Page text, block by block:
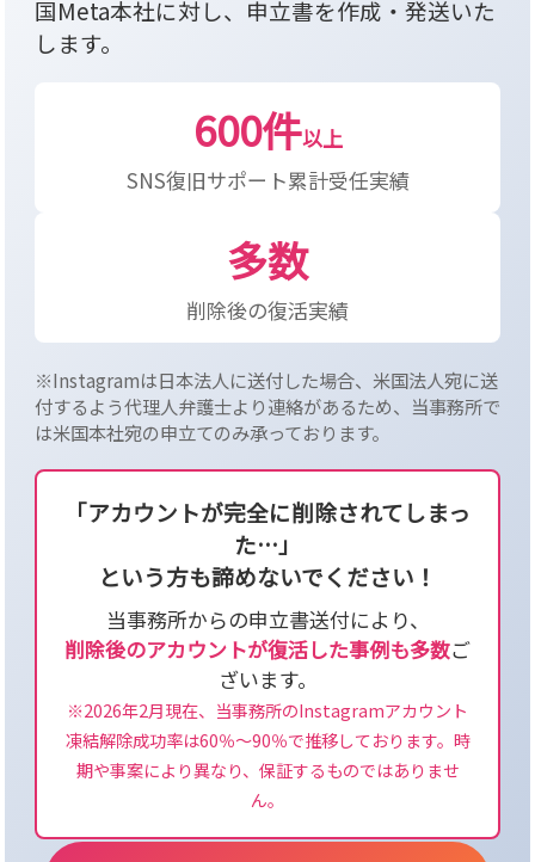
国Meta本社に対し、申立書を作成・発送いた
します。
600件以上
SNS復旧サポート累計受任実績
多数
削除後の復活実績
※Instagramは日本法人に送付した場合、米国法人宛に送
付するよう代理人弁護士より連絡があるため、当事務所で
は米国本社宛の申立てのみ承っております。
「アカウントが完全に削除されてしまっ
た…」
という方も諦めないでください！
当事務所からの申立書送付により、
削除後のアカウントが復活した事例も多数ご
ざいます。
※2026年2月現在、当事務所のInstagramアカウント
凍結解除成功率は60％〜90％で推移しております。時
期や事案により異なり、保証するものではありませ
ん。